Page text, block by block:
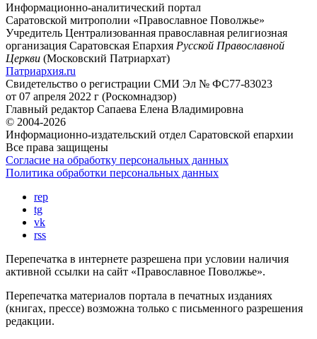
Информационно-аналитический портал
Саратовской митрополии «Православное Поволжье»
Учредитель Централизованная православная религиозная
организация Саратовская Епархия Русской Православной
Церкви (Московский Патриархат)
Патриархия.ru
Свидетельство о регистрации СМИ Эл № ФС77-83023
от 07 апреля 2022 г (Роскомнадзор)
Главный редактор Сапаева Елена Владимировна
© 2004-2026
Информационно-издательский отдел Саратовской епархии
Все права защищены
Согласие на обработку персональных данных
Политика обработки персональных данных
rep
tg
vk
rss
Перепечатка в интернете разрешена при условии наличия
активной ссылки на сайт «Православное Поволжье».
Перепечатка материалов портала в печатных изданиях
(книгах, прессе) возможна только с письменного разрешения
редакции.